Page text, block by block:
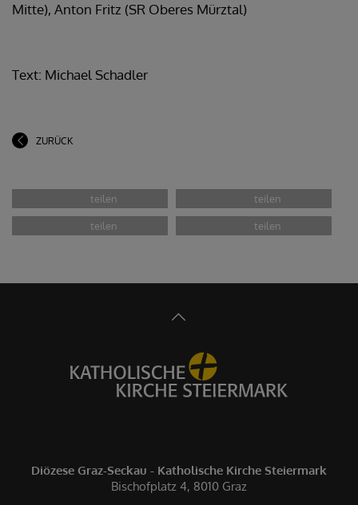
Mitte), Anton Fritz (SR Oberes Mürztal)
Text: Michael Schadler
ZURÜCK
Diözese Graz-Seckau - Katholische Kirche Steiermark
Bischofplatz 4, 8010 Graz